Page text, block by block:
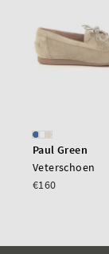
Paul Green
Veterschoen
€160